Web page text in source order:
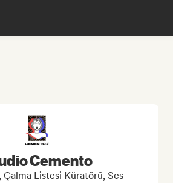
Cemento
Listesi Küratörü, Ses